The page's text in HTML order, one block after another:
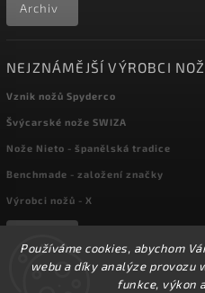
Používáme cookies, abychom
webu a díky analýze provozu
funkce, výkon
Archiv
NEJZNÁMĚJŠÍ VÝROBCI
Vznik nožů Spyderco
Švýcarské nože SWIZA
Nože Nieto - španělská tradice
Benchmade - založení značky
Výrobci nožů - X